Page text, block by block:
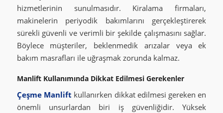
hizmetlerinin sunulmasıdır. Kiralama firmaları,
makinelerin periyodik bakımlarını gerçekleştirerek
sürekli güvenli ve verimli bir şekilde çalışmasını sağlar.
Böylece müşteriler, beklenmedik arızalar veya ek
bakım masrafları ile uğraşmak zorunda kalmaz.
Manlift Kullanımında Dikkat Edilmesi Gerekenler
Çeşme Manlift kullanırken dikkat edilmesi gereken en
önemli unsurlardan biri iş güvenliğidir. Yüksek